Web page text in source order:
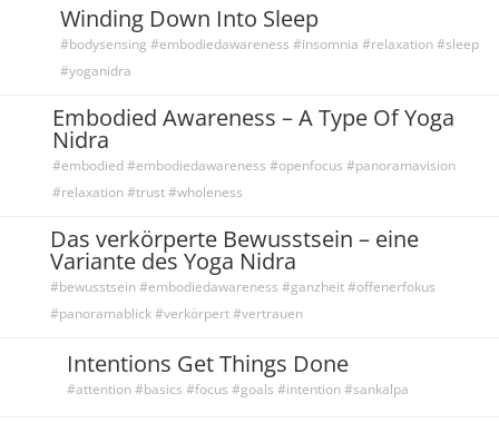
Winding Down Into Sleep
#bodysensing #embodiedawareness #insomnia #relaxation #sleep
#yoganidra
Embodied Awareness – A Type Of Yoga
Nidra
#embodied #embodiedawareness #openfocus #panoramavision
#relaxation #trust #wholeness
Das verkörperte Bewusstsein – eine
Variante des Yoga Nidra
#bewusstsein #embodiedawareness #ganzheit #offenerfokus
#panoramablick #verkörpert #vertrauen
Intentions Get Things Done
#attention #basics #focus #goals #intention #sankalpa